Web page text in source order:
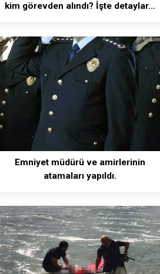
kim görevden alındı? İşte detaylar...
Emniyet müdürü ve amirlerinin
atamaları yapıldı.